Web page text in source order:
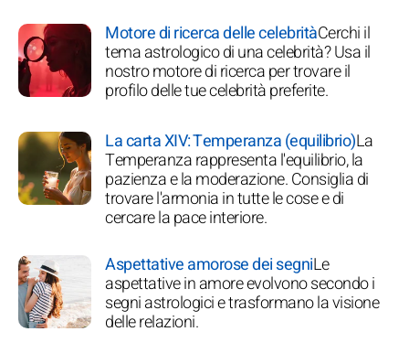
Motore di ricerca delle celebritàCerchi il
tema astrologico di una celebrità? Usa il
nostro motore di ricerca per trovare il
profilo delle tue celebrità preferite.
La carta XIV: Temperanza (equilibrio)La
Temperanza rappresenta l'equilibrio, la
pazienza e la moderazione. Consiglia di
trovare l'armonia in tutte le cose e di
cercare la pace interiore.
Aspettative amorose dei segniLe
aspettative in amore evolvono secondo i
segni astrologici e trasformano la visione
delle relazioni.